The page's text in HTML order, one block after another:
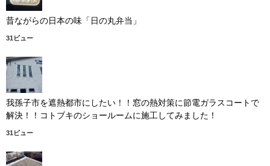
昔ながらの日本の味「日の丸弁当」
31ビュー
我孫子市を遮熱都市にしたい！！窓の熱対策に節電ガラスコートで
解決！！コトブキのショールームに施工してみました！
31ビュー